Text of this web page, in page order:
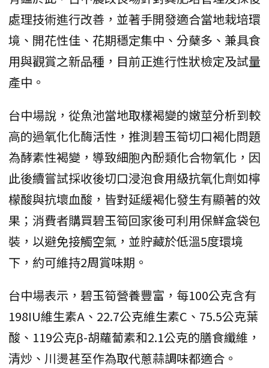
處理技術進行改善，並著手開發適合當地栽培環
境、開花性佳、花期穩定集中、分蘖多、兼具食
用與觀賞之新品種，目前正進行性狀檢定及試量
產中。
台中場說，從魚池當地取樣褐變的嫩莖分析到較
高的過氧化化酶活性，推測碧玉筍切口褐化問題
為酵素性褐變，導致細胞內酚類化合物氧化，因
此後續嘗試採收後切口浸泡食用級抗氧化劑如檸
檬酸與抗壞血酸，皆對延緩褐化發生有顯著的效
果；消費者購買碧玉筍回家後可利用保鮮盒袋包
裝，以避免接觸空氣，並貯藏於低溫5度環境
下，約可維持2周賞味期。
台中場表示，碧玉筍營養豐富，每100公克含有
198IU維生素A、22.7公克維生素C、75.5公克葉
酸、119公克β-胡蘿蔔素和2.1公克的膳食纖維，
清炒、川燙甚至作為取代蔥蒜調味都適合。